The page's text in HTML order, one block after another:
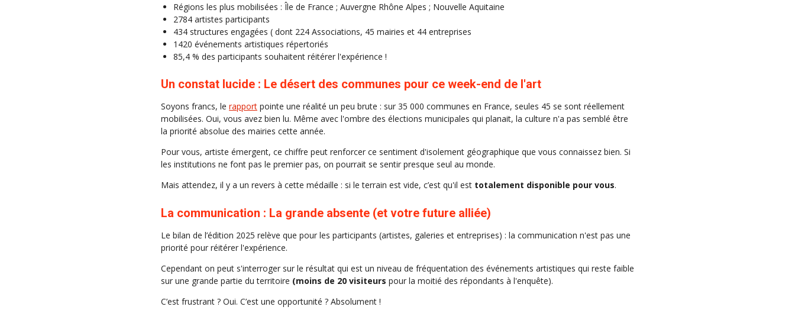
Régions les plus mobilisées : Île de France ; Auvergne Rhône Alpes ; Nouvelle Aquitaine
2784 artistes participants
434 structures engagées ( dont 224 Associations, 45 mairies et 44 entreprises
1420 événements artistiques répertoriés
85,4 % des participants souhaitent réitérer l'expérience !
Un constat lucide : Le désert des communes pour ce week-end de l'art
Soyons francs, le rapport pointe une réalité un peu brute : sur 35 000 communes en France, seules 45 se sont réellement
mobilisées. Oui, vous avez bien lu. Même avec l'ombre des élections municipales qui planait, la culture n'a pas semblé être
la priorité absolue des mairies cette année.
Pour vous, artiste émergent, ce chiffre peut renforcer ce sentiment d'isolement géographique que vous connaissez bien. Si
les institutions ne font pas le premier pas, on pourrait se sentir presque seul au monde.
Mais attendez, il y a un revers à cette médaille : si le terrain est vide, c’est qu'il est totalement disponible pour vous.
La communication : La grande absente (et votre future alliée)
Le bilan de l’édition 2025 relève que pour les participants (artistes, galeries et entreprises) : la communication n'est pas une
priorité pour réitérer l'expérience.
Cependant on peut s'interroger sur le résultat qui est un niveau de fréquentation des événements artistiques qui reste faible
sur une grande partie du territoire (moins de 20 visiteurs pour la moitié des répondants à l'enquête).
C’est frustrant ? Oui. C’est une opportunité ? Absolument !